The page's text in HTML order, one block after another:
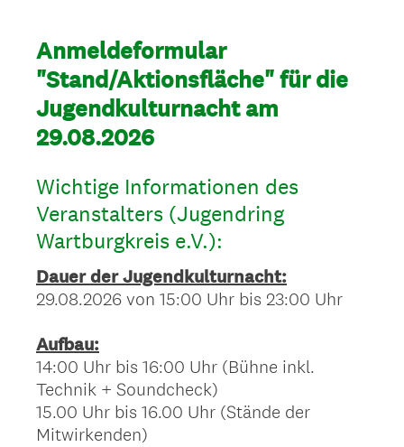
Anmeldeformular
"Stand/Aktionsfläche" für die
Jugendkulturnacht am
29.08.2026
Wichtige Informationen des
Veranstalters (Jugendring
Wartburgkreis e.V.):
Dauer der Jugendkulturnacht:
29.08.2026 von 15:00 Uhr bis 23:00 Uhr
Aufbau:
14:00 Uhr bis 16:00 Uhr (Bühne inkl.
Technik + Soundcheck)
15.00 Uhr bis 16.00 Uhr (Stände der
Mitwirkenden)